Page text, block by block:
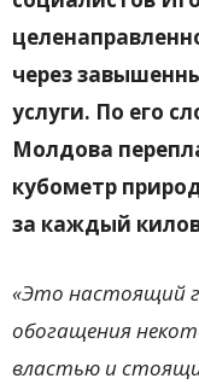
через
услуги. По его
Молдова
кубометр
за каждый
«Это настоящий
обогащения
властью и